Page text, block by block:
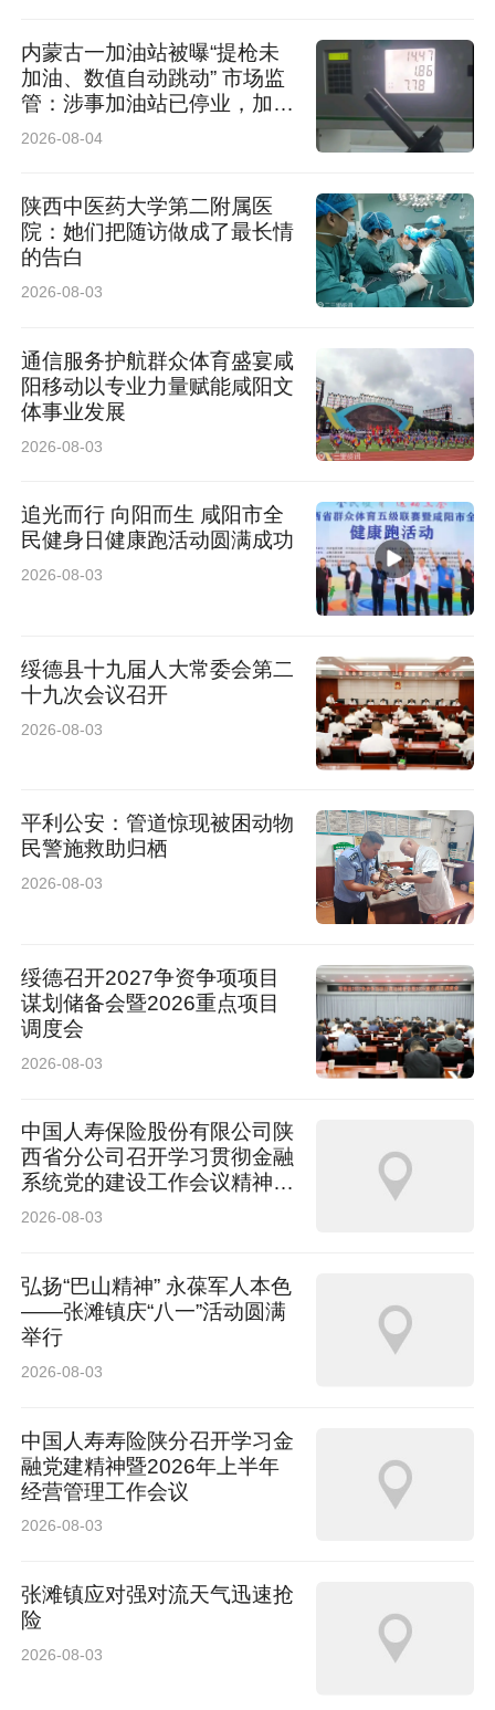
内蒙古一加油站被曝“提枪未
加油、数值自动跳动” 市场监
管：涉事加油站已停业，加油
机封存送检，鉴定结果未出无
2026-08-04
陕西中医药大学第二附属医
院：她们把随访做成了最长情
的告白
2026-08-03
通信服务护航群众体育盛宴咸
阳移动以专业力量赋能咸阳文
体事业发展
2026-08-03
追光而行 向阳而生 咸阳市全
民健身日健康跑活动圆满成功
2026-08-03
绥德县十九届人大常委会第二
十九次会议召开
2026-08-03
平利公安：管道惊现被困动物
民警施救助归栖
2026-08-03
绥德召开2027争资争项项目
谋划储备会暨2026重点项目
调度会
2026-08-03
中国人寿保险股份有限公司陕
西省分公司召开学习贯彻金融
系统党的建设工作会议精神暨
2026年上半年经营管理工作
2026-08-03
弘扬“巴山精神” 永葆军人本色
——张滩镇庆“八一”活动圆满
举行
2026-08-03
中国人寿寿险陕分召开学习金
融党建精神暨2026年上半年
经营管理工作会议
2026-08-03
张滩镇应对强对流天气迅速抢
险
2026-08-03